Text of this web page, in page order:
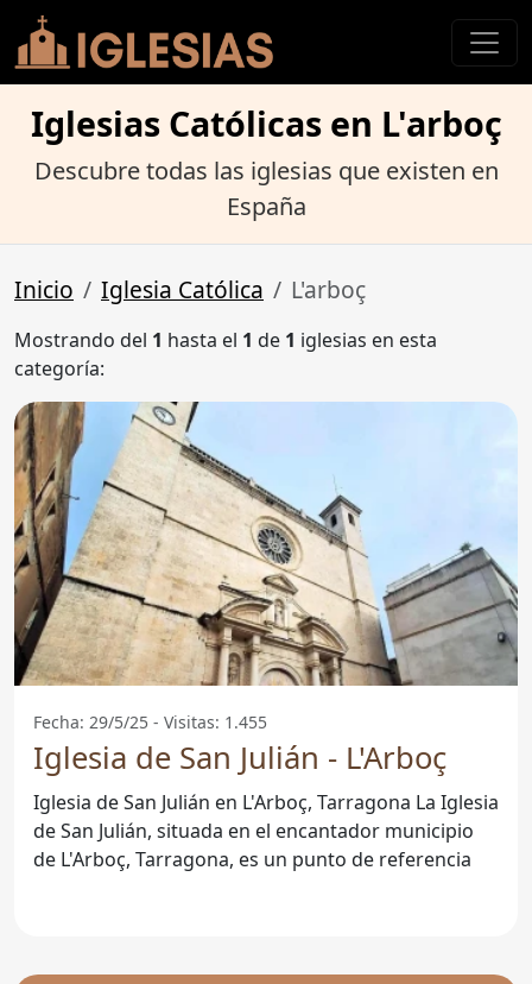
Iglesias Católicas en L'arboç
Descubre todas las iglesias que existen en
España
Inicio Iglesia Católica L'arboç
Mostrando del 1 hasta el 1 de 1 iglesias en esta
categoría:
Fecha: 29/5/25 - Visitas: 1.455
Iglesia de San Julián - L'Arboç
Iglesia de San Julián en L'Arboç, Tarragona La Iglesia
de San Julián, situada en el encantador municipio
de L'Arboç, Tarragona, es un punto de referencia